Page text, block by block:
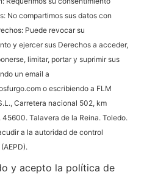
No compartimos sus datos con
Puede revocar su
y ejercer sus Derechos a acceder,
limitar, portar y suprimir sus
un email a
o escribiendo a FLM
Carretera nacional 502, km
45600. Talavera de la Reina. Toledo.
a la autoridad de control
y acepto la política de